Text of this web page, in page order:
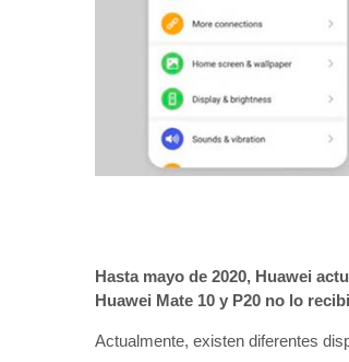
Hasta mayo de 2020, Huawei
Huawei Mate 10 y P20 no lo
Actualmente, existen diferentes